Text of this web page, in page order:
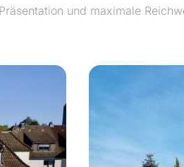
und maximale